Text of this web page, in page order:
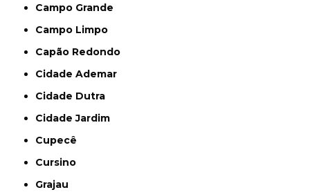
Campo Grande
Campo Limpo
Capão Redondo
Cidade Ademar
Cidade Dutra
Cidade Jardim
Cupecê
Cursino
Grajau